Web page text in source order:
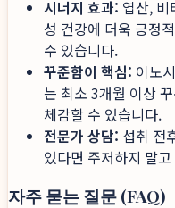
시너지 효과: 엽산, 비
성 건강에 더욱 긍정
수 있습니다.
꾸준함이 핵심: 이노
는 최소 3개월 이상
체감할 수 있습니다.
전문가 상담: 섭취 전
있다면 주저하지 말
자주 묻는 질문 (FAQ)